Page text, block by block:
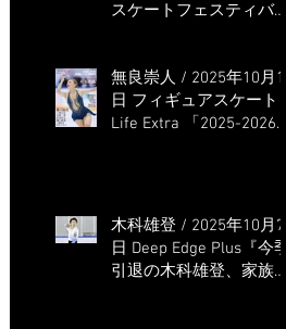
スケートフェスティバル
無良崇人 / 2025年10月16
日 フィギュアスケート
Life Extra 「2025-2026
木科雄登 / 2025年10月7
日 Deep Edge Plus『今季
引退の木科雄登、家族や